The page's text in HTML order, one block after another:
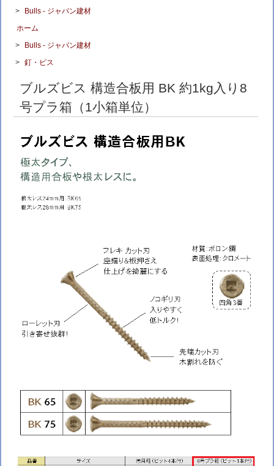
>
Bulls - ジャパン建材
ホーム
>
Bulls - ジャパン建材
> 釘・ビス
ブルズビス 構造合板用 BK 約1kg入り8
号プラ箱（1小箱単位）